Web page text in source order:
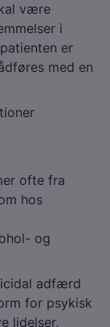
være
i
er
med en
ofte fra
hos
og
adfærd
for psykisk
lidelser,